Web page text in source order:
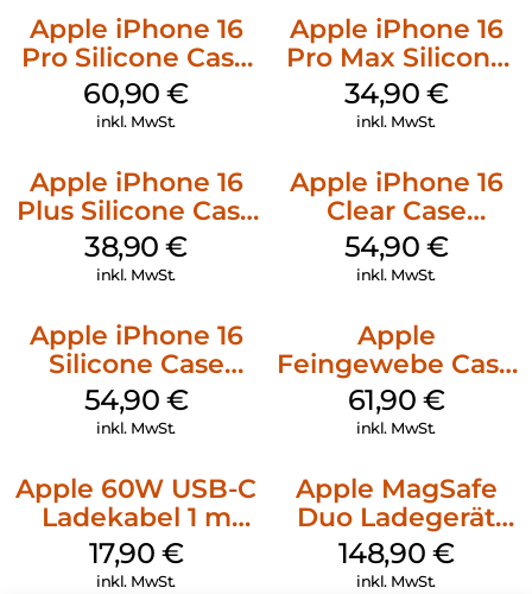
Apple iPhone 16
Pro Silicone Case
MagSafe Stone
Gray
60,90€
inkl. MwSt.
Apple iPhone 16
Pro Max Silicone
Case MagSafe
Denim
34,90 €
inkl. MwSt.
Apple iPhone 16
Plus Silicone Case
MagSafe Denim
38,90€
inkl. MwSt.
Apple iPhone 16
Clear Case
MagSafe
Transparent
54,90 €
inkl. MwSt.
Apple iPhone 16
Silicone Case
MagSafe Black
54,90 €
inkl. MwSt.
Apple
Feingewebe Case
iPhone 15 Pro
MagSafe Schwarz
61,90 €
inkl. MwSt.
Apple 60W USB-C
Ladekabel 1 m
Weiß
17,90 €
inkl. MwSt.
Apple MagSafe
Duo Ladegerät
Weiß
148,90 €
inkl. MwSt.